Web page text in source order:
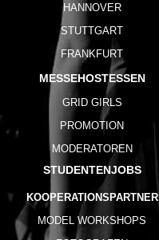
HANNOVER
STUTTGART
FRANKFURT
MESSEHOSTESSEN
GRID GIRLS
PROMOTION
MODERATOREN
STUDENTENJOBS
KOOPERATIONSPARTNER
MODEL WORKSHOPS